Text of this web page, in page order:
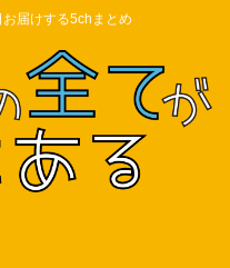
届けする5chまとめ